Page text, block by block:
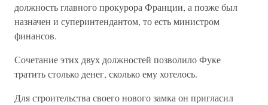
должность главного прокурора Франции, а позже был
назначен и суперинтендантом, то есть министром
финансов.
Сочетание этих двух должностей позволило Фуке
тратить столько денег, сколько ему хотелось.
Для строительства своего нового замка он пригласил